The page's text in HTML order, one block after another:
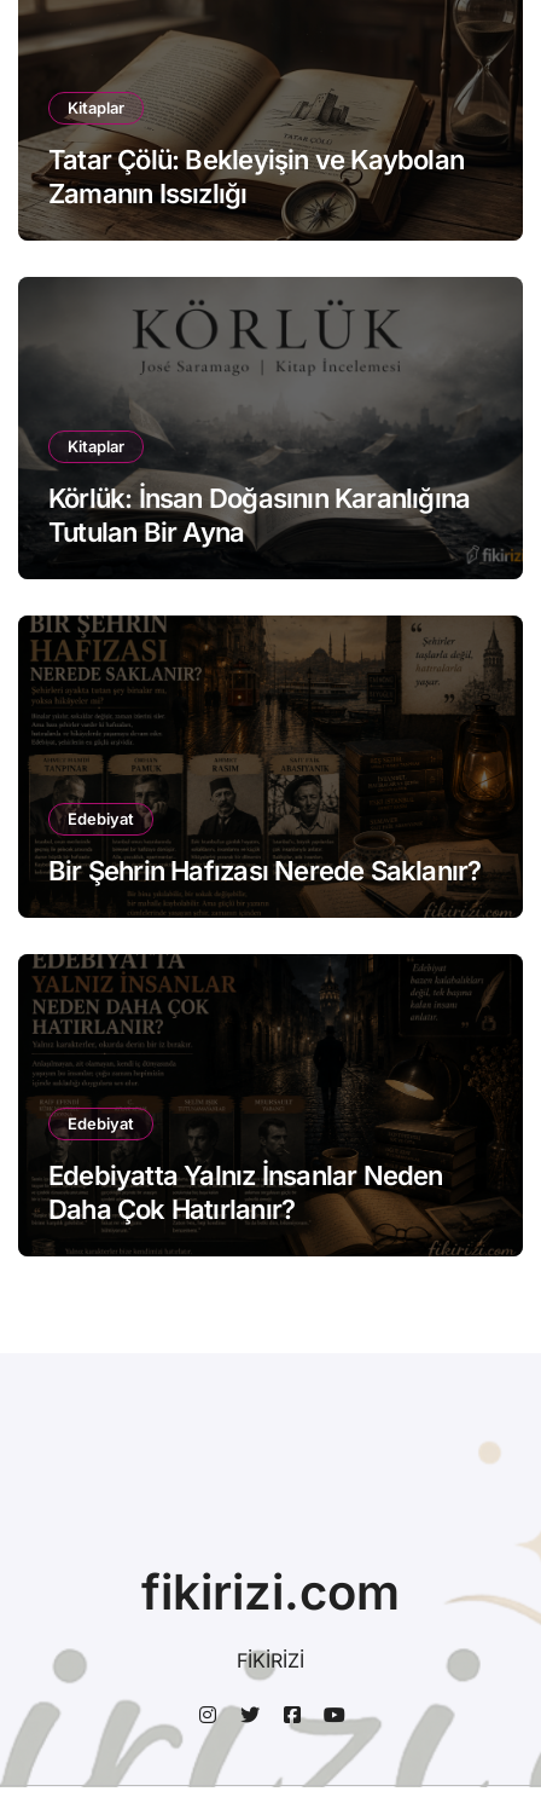
Kitaplar
Tatar Çölü: Bekleyişin ve Kaybolan
Zamanın Issızlığı
Kitaplar
Körlük: İnsan Doğasının Karanlığına
Tutulan Bir Ayna
Edebiyat
Bir Şehrin Hafızası Nerede Saklanır?
Edebiyat
Edebiyatta Yalnız İnsanlar Neden
Daha Çok Hatırlanır?
fikirizi.com
FİKİRİZİ